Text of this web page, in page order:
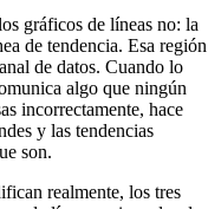
gráficos de líneas no: la
de tendencia. Esa región
de datos. Cuando lo
algo que ningún
incorrectamente, hace
y las tendencias
son.
realmente, los tres